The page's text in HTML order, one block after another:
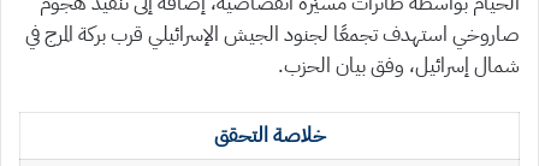
صاروخي استهدف تجمعًا لجنود الجيش الإسرائيلي قرب بركة المرج في
شمال إسرائيل، وفق بيان الحزب.
خلاصة التحقق